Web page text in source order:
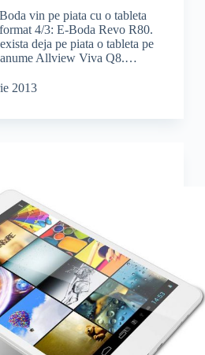
vin pe piata cu o tableta
4/3: E-Boda Revo R80.
deja pe piata o tableta pe
anume Allview Viva Q8.…
2013